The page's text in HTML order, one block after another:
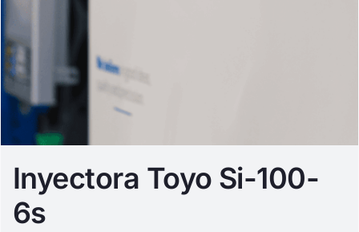
Inyectora Toyo Si-100-
6s